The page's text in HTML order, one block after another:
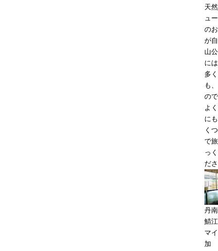
天
ュ
の
が
山
に
多
も
の
よ
に
く
で
っ
だ
丹南
鯖
マ
加